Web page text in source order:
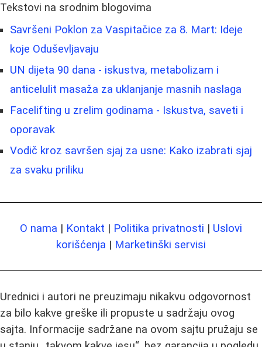
Tekstovi na srodnim blogovima
Savršeni Poklon za Vaspitačice za 8. Mart: Ideje
koje Oduševljavaju
UN dijeta 90 dana - iskustva, metabolizam i
anticelulit masaža za uklanjanje masnih naslaga
Facelifting u zrelim godinama - Iskustva, saveti i
oporavak
Vodič kroz savršen sjaj za usne: Kako izabrati sjaj
za svaku priliku
O nama | Kontakt | Politika privatnosti | Uslovi
korišćenja | Marketinški servisi
Urednici i autori ne preuzimaju nikakvu odgovornost
za bilo kakve greške ili propuste u sadržaju ovog
sajta. Informacije sadržane na ovom sajtu pružaju se